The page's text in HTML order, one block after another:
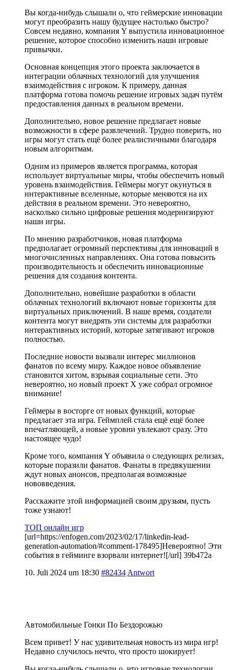
Вы когда-нибудь слышали о, что геймерские инновации
могут преобразить нашу будущее настолько быстро?
Совсем недавно, компания Y выпустила инновационное
решение, которое способно изменить наши игровые
привычки.
Основная концепция этого проекта заключается в
интеграции облачных технологий для улучшения
взаимодействия с игроком. К примеру, данная
платформа готова помочь решение игровых задач путём
предоставления данных в реальном времени.
Дополнительно, новое решение предлагает новые
возможности в сфере развлечений. Трудно поверить, но
игры могут стать ещё более реалистичными благодаря
новым алгоритмам.
Одним из примеров является программа, которая
использует виртуальные миры, чтобы обеспечить новый
уровень взаимодействия. Геймеры могут окунуться в
интерактивные вселенные, которые меняются на их
действия в реальном времени. Это невероятно,
насколько сильно цифровые решения модернизируют
наши игры.
По мнению разработчиков, новая платформа
предполагает огромный перспективы для инноваций в
многочисленных направлениях. Она готова повысить
производительность и обеспечить инновационные
решения для создания контента.
Дополнительно, новейшие разработки в области
облачных технологий включают новые горизонты для
виртуальных приключений. В наше время, создатели
контента могут внедрять эти системы для разработки
интерактивных историй, которые затягивают игроков
полностью.
Последние новости вызвали интерес миллионов
фанатов по всему миру. Каждое новое объявление
становится хитом, взрывая социальные сети. Это
невероятно, но новый проект X уже собрал огромное
внимание!
Геймеры в восторге от новых функций, которые
предлагает эта игра. Геймплей стала ещё ещё более
впечатляющей, а новые уровни увлекают сразу. Это
настоящее чудо!
Кроме того, компания Y объявила о следующих релизах,
которые поразили фанатов. Фанаты в предвкушении
ждут новых анонсов, предполагая возможные
нововведения.
Расскажите этой информацией своим друзьям, пусть
тоже узнают!
ТОП онлайн игр
[url=https://enfogen.com/2023/02/17/linkedin-lead-
generation-automation/#comment-178495]Невероятно! Эти
события в гейминге взорвали интернет![/url] 39b472a
10. Juli 2024 um 18:30 #82434 Antwort
Автомобильные Гонки По Бездорожью
Всем привет! У нас удивительная новость из мира игр!
Недавно случилось нечто, что просто шокирует!